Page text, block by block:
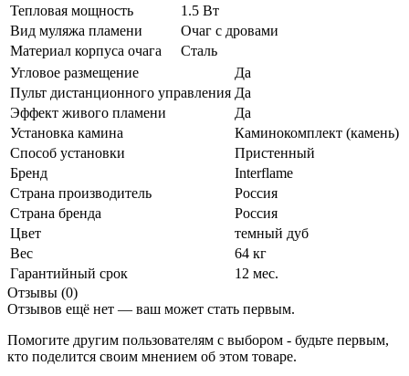
Тепловая мощность
1.5 Вт
Вид муляжа пламени
Очаг с дровами
Материал корпуса очага
Сталь
Угловое размещение
Да
Пульт дистанционного управления Да
Эффект живого пламени
Да
Установка камина
Каминокомплект (камень)
Способ установки
Пристенный
Бренд
Interflame
Страна производитель
Россия
Страна бренда
Россия
Цвет
темный дуб
Вес
64 кг
Гарантийный срок
12 мес.
Отзывы (0)
Отзывов ещё нет — ваш может стать первым.
Помогите другим пользователям с выбором - будьте первым,
кто поделится своим мнением об этом товаре.